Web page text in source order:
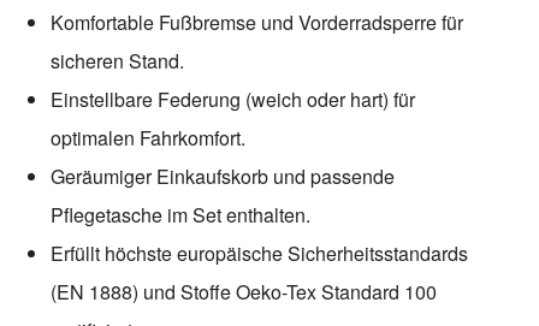
Komfortable Fußbremse und Vorderradsperre für
sicheren Stand.
Einstellbare Federung (weich oder hart) für
optimalen Fahrkomfort.
Geräumiger Einkaufskorb und passende
Pflegetasche im Set enthalten.
Erfüllt höchste europäische Sicherheitsstandards
(EN 1888) und Stoffe Oeko-Tex Standard 100